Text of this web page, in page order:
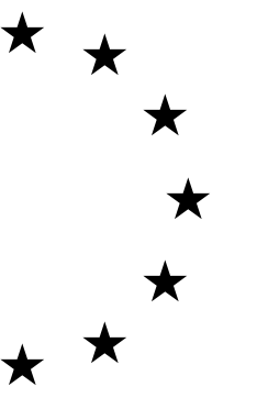
★
★
★
★
★
★
★